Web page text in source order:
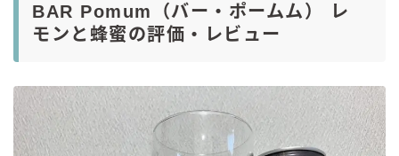
BAR Pomum（バー・ポームム） レ
モンと蜂蜜の評価・レビュー